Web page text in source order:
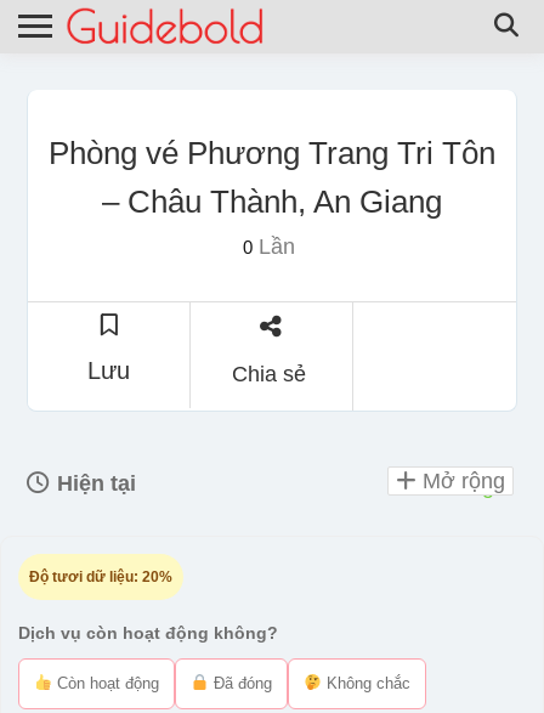
Phòng vé Phương Trang Tri Tôn
– Châu Thành, An Giang
0Lần
Lưu Chia sẻ
Hiện tại mở 24 giờ
Độ tươi dữ liệu: 20%
Dịch vụ còn hoạt động không?
Còn hoạt động Đã đóng Không chắc
Mở rộng